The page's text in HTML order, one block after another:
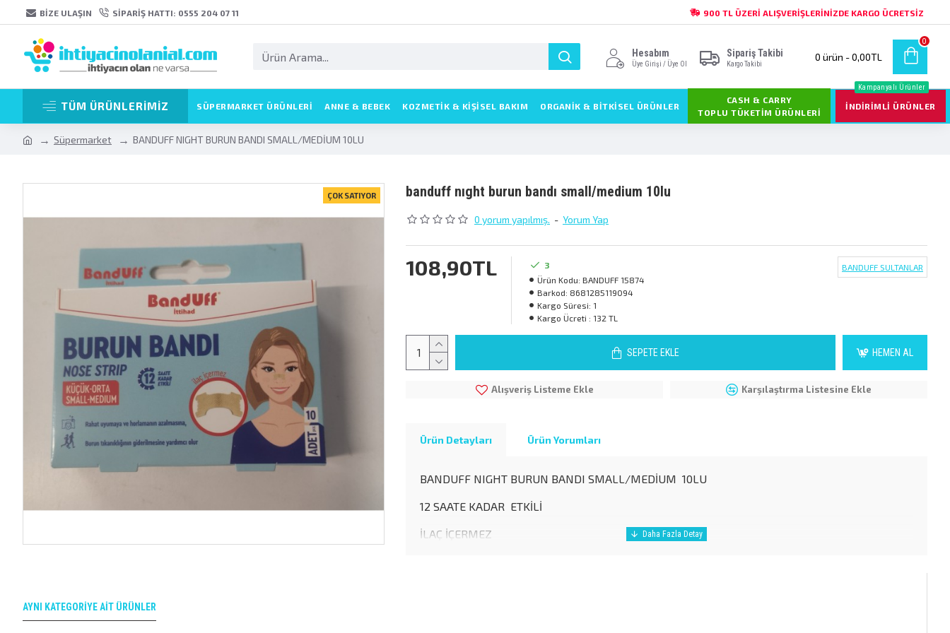
BIZE ULAŞIN SIPARIŞ HATTI: 0555 204 07 11 900 TL ÜZERI ALIŞVERIŞLERINIZDE KARGO ÜCRETSIZ
Hesabım
Üye Girişi / Üye Ol
Sipariş Takibi
Kargo Takibi
0 ürün - 0,00TL
0
TÜM ÜRÜNLERİMİZ SÜPERMARKET ÜRÜNLERI ANNE & BEBEK KOZMETIK & KIŞISEL BAKIM ORGANİK & BİTKİSEL ÜRÜNLER
CASH & CARRY
TOPLU TÜKETIM ÜRÜNLERI
İNDIRIMLI ÜRÜNLER
Kampanyalı Ürünler
Süpermarket BANDUFF NIGHT BURUN BANDI SMALL/MEDİUM 10LU
ÇOK SATIYOR banduff night burun bandi small/medi̇um 10lu
0 yorum yapılmış. - Yorum Yap
108,90TL
3
Ürün Kodu: BANDUFF 15874
Barkod: 8681285119094
Kargo Süresi: 1
Kargo Ücreti : 132 TL
BANDUFF SULTANLAR
SEPETE EKLE HEMEN AL
Alışveriş Listeme Ekle Karşılaştırma Listesine Ekle
Ürün Detayları Ürün Yorumları
BANDUFF NIGHT BURUN BANDI SMALL/MEDİUM 10LU
12 SAATE KADAR ETKİLİ
İLAÇ İÇERMEZ
AYNI KATEGORIYE AIT ÜRÜNLER